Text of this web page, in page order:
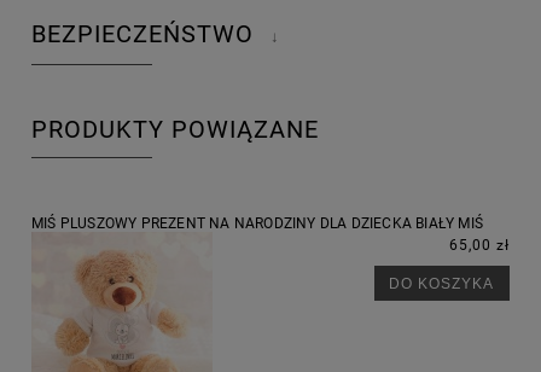
BEZPIECZEŃSTWO ↓
PRODUKTY POWIĄZANE
MIŚ PLUSZOWY PREZENT NA NARODZINY DLA DZIECKA BIAŁY MIŚ
65,00 zł
DO KOSZYKA